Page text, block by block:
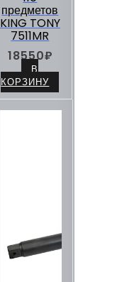
предметов
KING TONY
7511MR
18550₽
В
КОРЗИНУ